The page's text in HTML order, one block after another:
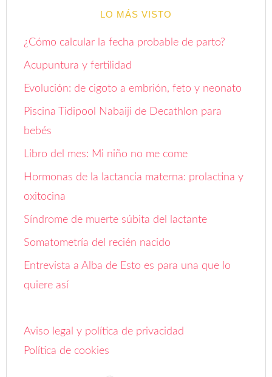
LO MÁS VISTO
¿Cómo calcular la fecha probable de parto?
Acupuntura y fertilidad
Evolución: de cigoto a embrión, feto y neonato
Piscina Tidipool Nabaiji de Decathlon para
bebés
Libro del mes: Mi niño no me come
Hormonas de la lactancia materna: prolactina y
oxitocina
Síndrome de muerte súbita del lactante
Somatometría del recién nacido
Entrevista a Alba de Esto es para una que lo
quiere así
Aviso legal y política de privacidad
Política de cookies